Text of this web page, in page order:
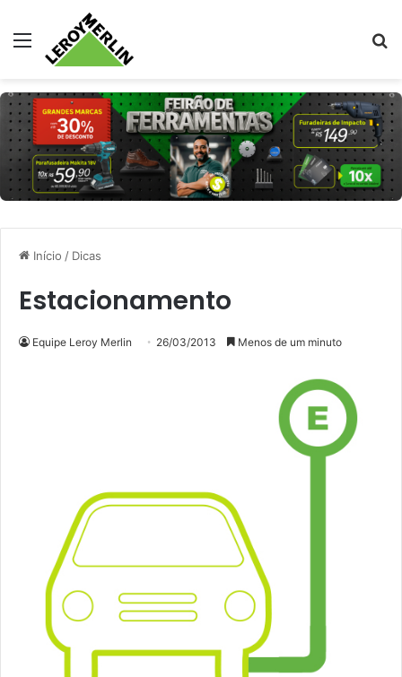
Menu
Início / Dicas
Estacionamento
Equipe Leroy Merlin 26/03/2013 Menos de um minuto